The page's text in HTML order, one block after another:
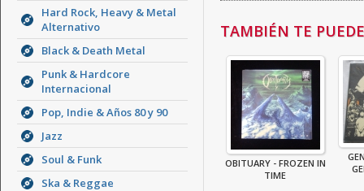
Hard Rock, Heavy & Metal
Alternativo
Black & Death Metal
Punk & Hardcore
Internacional
Pop, Indie & Años 80 y 90
Jazz
Soul & Funk
Ska & Reggae
TAMBIÉN TE
OBITUARY - FROZEN IN
TIME